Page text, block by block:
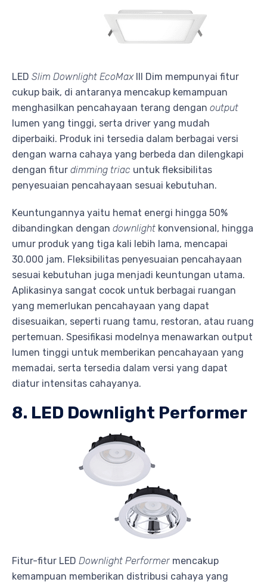
LED Slim Downlight EcoMaxIII Dim mempunyai fitur
cukup baik, di antaranya mencakup kemampuan
menghasilkan pencahayaan terang dengan output
lumen yang tinggi, serta driver yang mudah
diperbaiki. Produk ini tersedia dalam berbagai versi
dengan warna cahaya yang berbeda dan dilengkapi
dengan fitur dimming triac untuk fleksibilitas
penyesuaian pencahayaan sesuai kebutuhan.
Keuntungannya yaitu hemat energi hingga 50%
dibandingkan dengan downlight konvensional, hingga
umur produk yang tiga kali lebih lama, mencapai
30.000 jam. Fleksibilitas penyesuaian pencahayaan
sesuai kebutuhan juga menjadi keuntungan utama.
Aplikasinya sangat cocok untuk berbagai ruangan
yang memerlukan pencahayaan yang dapat
disesuaikan, seperti ruang tamu, restoran, atau ruang
pertemuan. Spesifikasi modelnya menawarkan output
lumen tinggi untuk memberikan pencahayaan yang
memadai, serta tersedia dalam versi yang dapat
diatur intensitas cahayanya.
8. LED Downlight Performer
Fitur-fitur LED Downlight Performer mencakup
kemampuan memberikan distribusi cahaya yang